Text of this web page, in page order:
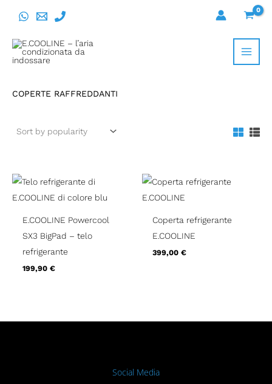
contenuto
COPERTE RAFFREDDANTI
E.COOLINE Powercool
SX3 BigPad – telo
refrigerante
199,90 €
Coperta refrigerante
E.COOLINE
399,00 €
Social Media